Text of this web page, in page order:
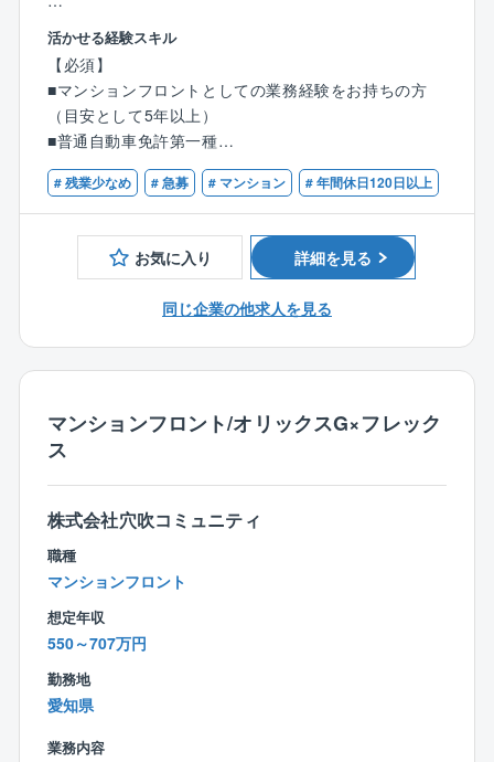
【事業基盤】
株式会社大京のグループ会社であり、分譲マンション
（サーパスマンション）の管理を中心とした建物の維
持管理業を全国で展開しており、毎年管理戸数受注実
績を着実に伸ばしています。
福岡県福岡市勤務にて、同社が管理する分譲マンショ
ン管理組合の窓口（フロント営業担当）として、マン
ション管理に関わるサポート/提案活動を担当頂きま
す。
【具体的には】
■担当マンションの管理組合からの問い合わせ対応
■理事会や総会の運営サポート（打ち合わせ・資料作
■管理員、清掃員、協力会社、関係部署とのやりとり
■修繕計画などの企画提案
■予算・決算のサポート
務と内勤のデスクワーク(書類作成、各種手配・調整等)
は半々程度の割合です。
また担当物件数を10棟程度に設定し1人当たりの担当物
件数を抑えることで、その分きめ細かい対応を行って
います。
【就業環境】
完全週休2日制で原則は土曜、日曜、祝日がお休みで
す。
もありますが、平日に振替休日を取得して頂きます。
またコールセンターが1次対応を行っているため、休日
対応が発生しにくい環境となっています。
活かせる経験スキル
【必須】
■マンションフロントとしての業務経験をお持ちの方
（目安として5年以上）
■普通自動車免許第一種
【歓迎】
■管理業務主任者
■宅地建物取引士
# 残業少なめ # 急募 # マンション # 年間休日120日以上
お気に入り 詳細を見る
同じ企業の他求人を見る
マンションフロント/オリックスG×フレック
ス
株式会社穴吹コミュニティ
職種
マンションフロント
想定年収
550～707万円
勤務地
愛知県
業務内容